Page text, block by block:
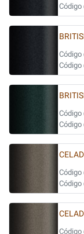
Código
Código
Código
Código
Código
Código
Código
Código